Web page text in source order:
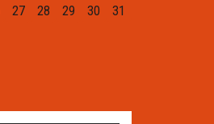
27
28
29
30
31